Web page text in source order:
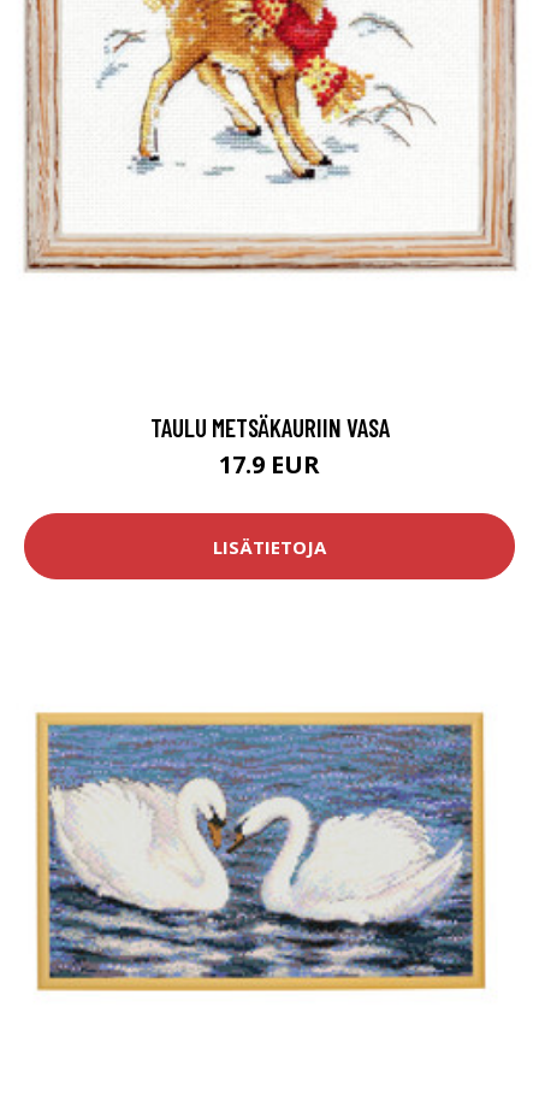
TAULU METSÄKAURIIN VASA
17.9 EUR
LISÄTIETOJA